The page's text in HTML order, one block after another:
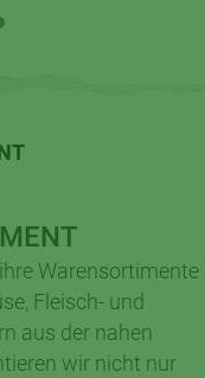
Warensortimente
Fleisch- und
aus der nahen
wir nicht nur